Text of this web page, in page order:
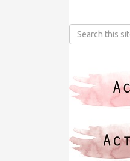
S
e
h
s